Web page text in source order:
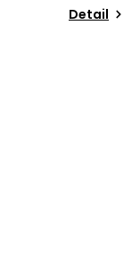
Detail